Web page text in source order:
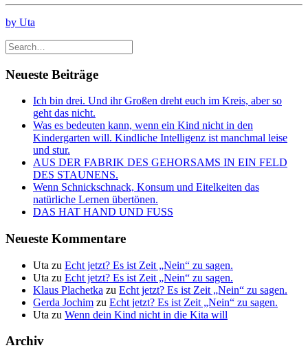
by Uta
Neueste Beiträge
Ich bin drei. Und ihr Großen dreht euch im Kreis, aber so
geht das nicht.
Was es bedeuten kann, wenn ein Kind nicht in den
Kindergarten will. Kindliche Intelligenz ist manchmal leise
und stur.
AUS DER FABRIK DES GEHORSAMS IN EIN FELD
DES STAUNENS.
Wenn Schnickschnack, Konsum und Eitelkeiten das
natürliche Lernen übertönen.
DAS HAT HAND UND FUSS
Neueste Kommentare
Uta zu Echt jetzt? Es ist Zeit „Nein“ zu sagen.
Uta zu Echt jetzt? Es ist Zeit „Nein“ zu sagen.
Klaus Plachetka zu Echt jetzt? Es ist Zeit „Nein“ zu sagen.
Gerda Jochim zu Echt jetzt? Es ist Zeit „Nein“ zu sagen.
Uta zu Wenn dein Kind nicht in die Kita will
Archiv